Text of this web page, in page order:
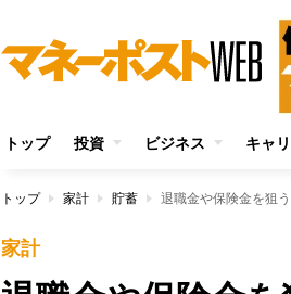
トップ 投資 ビジネス キャ
トップ 家計 貯蓄 退職金や保険金を狙
家計